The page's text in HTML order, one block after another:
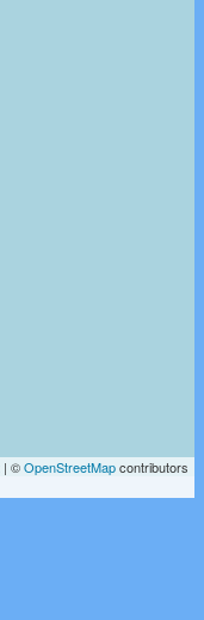
| ©OpenStreetMapcontributors